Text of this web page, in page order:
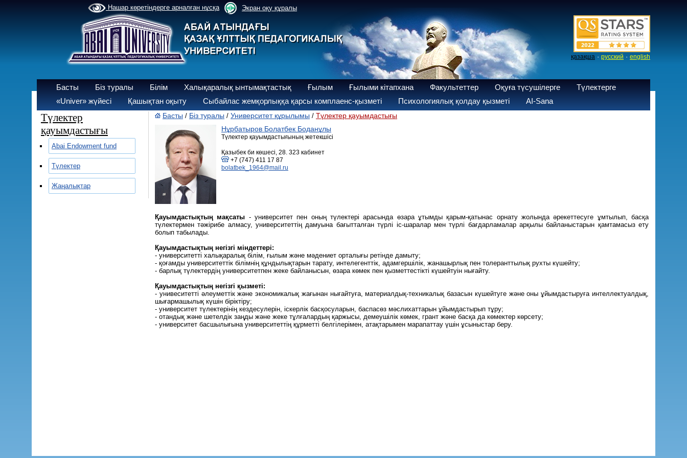
Нашар көретіндерге арналған нұсқа Экран оқу құралы
қазақша · русский · english
Басты Біз туралы Білім Халықаралық ынтымақтастық Ғылым Ғылыми кітапхана Факультеттер Оқуға түсушілерге
Түлектерге
«Univer» жүйесі
Қашықтан оқыту Сыбайлас жемқорлыққа қарсы комплаенс-қызметі Психологиялық қолдау қызметі AI-Sana
Түлектер
қауымдастығы
Abai Endowment fund
Түлектер
Жаңалықтар
Басты / Біз туралы / Университет құрылымы / Түлектер қауымдастығы
Нұрбатыров Болатбек Боданұлы
Түлектер қауымдастығының жетекшісі
Қазыбек би көшесі, 28. 323 кабинет
+7 (747) 411 17 87
bolatbek_1964@mail.ru
Қауымдастықтың мақсаты - университет пен оның түлектері арасында өзара ұтымды қарым-қатынас орнату жолында әрекеттесуге ұмтылып, басқа
түлектермен тәжірибе алмасу, университеттің дамуына бағытталған түрлі іс-шаралар мен түрлі бағдарламалар арқылы байланыстарын қамтамасыз ету
болып табылады.
Қауымдастықтың негізгі міндеттері:
- университетті халықаралық білім, ғылым және мәдениет орталығы ретінде дамыту;
- қоғамды университеттік білімнің құндылықтарын тарату, интелегенттік, адамгершілік, жанашырлық пен толеранттылық рухты күшейту;
- барлық түлектердің университетпен жеке байланысын, өзара көмек пен қызметтестікті күшейтуін нығайту.
Қауымдастықтың негізгі қызметі:
- унивеситетті әлеуметтік және экономикалық жағынан нығайтуға, материалдық-техникалық базасын күшейтуге және оны ұйымдастыруға интеллектуалдық,
шығармашылық күшін біріктіру;
- университет түлектерінің кездесулерін, іскерлік басқосуларын, баспасөз мәслихаттарын ұйымдастырып тұру;
- отандық және шетелдік заңды және жеке тұлғалардың қаржысы, демеушілік көмек, грант және басқа да көмектер көрсету;
- университет басшылығына университеттің құрметті белгілерімен, атақтарымен марапаттау үшін ұсыныстар беру.